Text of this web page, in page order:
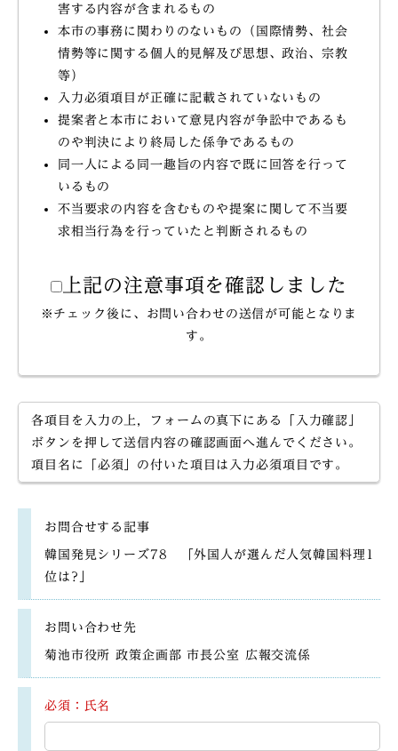
害する内容が含まれるもの
本市の事務に関わりのないもの（国際情勢、社会
情勢等に関する個人的見解及び思想、政治、宗教
等）
入力必須項目が正確に記載されていないもの
提案者と本市において意見内容が争訟中であるも
のや判決により終局した係争であるもの
同一人による同一趣旨の内容で既に回答を行って
いるもの
不当要求の内容を含むものや提案に関して不当要
求相当行為を行っていたと判断されるもの
上記の注意事項を確認しました
※チェック後に、お問い合わせの送信が可能となりま
す。
各項目を入力の上，フォームの真下にある「入力確認」
ボタンを押して送信内容の確認画面へ進んでください。
項目名に「必須」の付いた項目は入力必須項目です。
お問合せする記事
韓国発見シリーズ78 「外国人が選んだ人気韓国料理1
位は?」
お問い合わせ先
菊池市役所 政策企画部 市長公室 広報交流係
必須：氏名